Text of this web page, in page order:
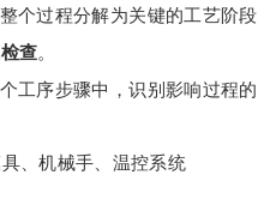
整个过程分解为关键的工艺阶
查。
个工序步骤中，识别影响过程
、机械手、温控系统